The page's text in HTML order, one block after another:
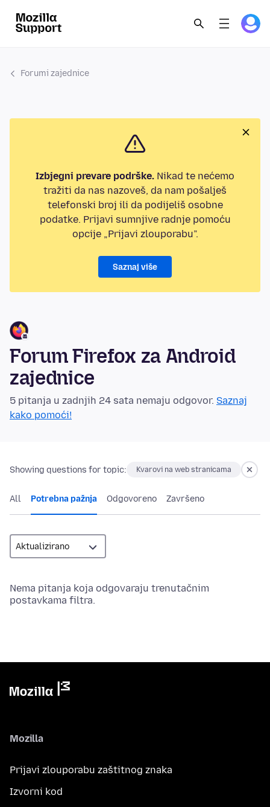
Forumi zajednice
Izbjegni prevare podrške. Nikad te nećemo
tražiti da nas nazoveš, da nam pošalješ
telefonski broj ili da podijeliš osobne
podatke. Prijavi sumnjive radnje pomoću
opcije „Prijavi zlouporabu”.
Saznaj više
Forum Firefox za Android
zajednice
5 pitanja u zadnjih 24 sata nemaju odgovor. Saznaj
kako pomoći!
Showing questions for topic: Kvarovi na web stranicama
All Potrebna pažnja Odgovoreno Završeno
Nema pitanja koja odgovaraju trenutačnim
postavkama filtra.
Mozilla
Prijavi zlouporabu zaštitnog znaka
Izvorni kod